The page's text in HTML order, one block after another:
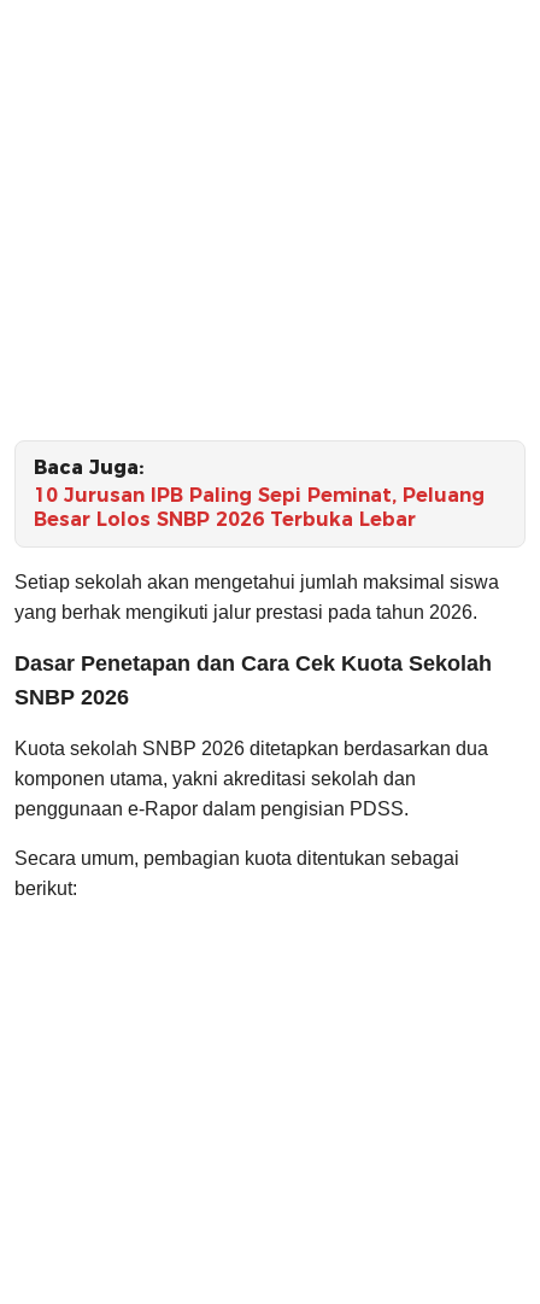
Baca Juga:
10 Jurusan IPB Paling Sepi Peminat, Peluang
Besar Lolos SNBP 2026 Terbuka Lebar
Setiap sekolah akan mengetahui jumlah maksimal siswa
yang berhak mengikuti jalur prestasi pada tahun 2026.
Dasar Penetapan dan Cara Cek Kuota Sekolah
SNBP 2026
Kuota sekolah SNBP 2026 ditetapkan berdasarkan dua
komponen utama, yakni akreditasi sekolah dan
penggunaan e-Rapor dalam pengisian PDSS.
Secara umum, pembagian kuota ditentukan sebagai
berikut: